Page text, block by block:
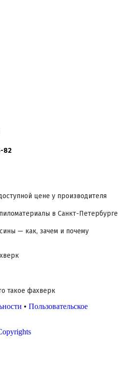
82
цене у производителя
в Санкт-Петербурге
— как, зачем и почему
такое фахверк
• Пользовательское